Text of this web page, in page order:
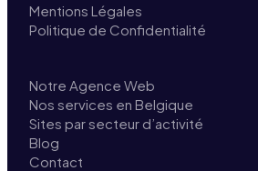
Mentions Légales
Politique de Confidentialité
Notre Agence Web
Nos services en Belgique
Sites par secteur d’activité
Blog
Contact